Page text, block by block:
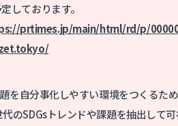
しております。
prtimes.jp/main/html/rd/p/
を自分事化しやすい環境をつくるた
のSDGsトレンドや課題を抽出して